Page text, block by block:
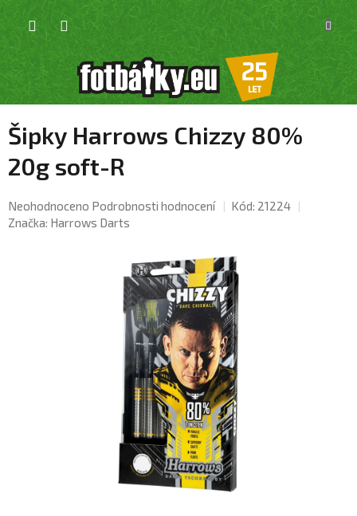
Přejít
obsah
KOŠÍK
Šipky Harrows Chizzy 80%
20g soft-R
Průměrné
hodnocení
Neohodnoceno Podrobnosti hodnocení Kód: 21224
Značka: Harrows Darts